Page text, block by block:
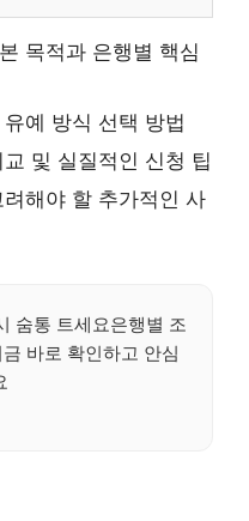
목적과 은행별 핵심
예 방식 선택 방법
및 실질적인 신청 팁
해야 할 추가적인 사
숨통 트세요은행별 조
바로 확인하고 안심